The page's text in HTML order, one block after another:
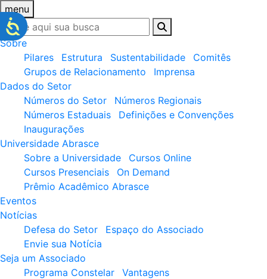
menu
Sobre
Pilares
Estrutura Sustentabilidade
Comitês
Grupos de Relacionamento
Imprensa
Dados do Setor
Números do Setor
Números Regionais
Números Estaduais
Definições e Convenções
Inaugurações
Universidade Abrasce
Sobre a Universidade
Cursos Online
Cursos Presenciais
On Demand
Prêmio Acadêmico Abrasce
Eventos
Notícias
Defesa do Setor
Espaço do Associado
Envie sua Notícia
Seja um Associado
Programa Constelar
Vantagens